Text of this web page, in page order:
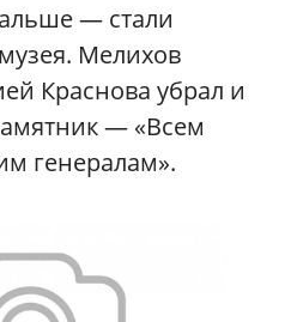
— стали
Мелихов
Краснова убрал и
— «Всем
генералам».